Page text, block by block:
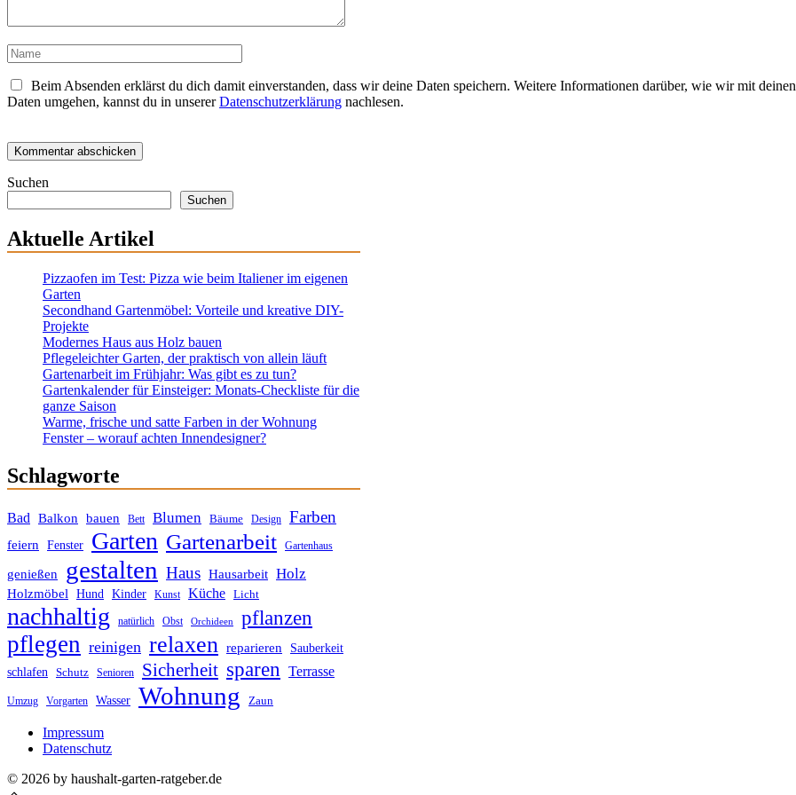
Name
Beim Absenden erklärst du dich damit einverstanden, dass wir deine Daten speichern. Weitere Informationen darüber, wie wir mit deinen
Daten umgehen, kannst du in unsererDatenschutzerklärung nachlesen.
Suchen
Suchen
Aktuelle Artikel
Pizzaofen im Test: Pizza wie beim Italiener im eigenen
Garten
Secondhand Gartenmöbel: Vorteile und kreative DIY-
Projekte
Modernes Haus aus Holz bauen
Pflegeleichter Garten, der praktisch von allein läuft
Gartenarbeit im Frühjahr: Was gibt es zu tun?
Gartenkalender für Einsteiger: Monats-Checkliste für die
ganze Saison
Warme, frische und satte Farben in der Wohnung
Fenster – worauf achten Innendesigner?
Schlagworte
Bad Balkon bauen Bett Blumen Bäume Design Farben
feiern Fenster Garten Gartenarbeit Gartenhaus
genießen gestalten Haus Hausarbeit Holz
Holzmöbel Hund Kinder Kunst Küche Licht
nachhaltig natürlich Obst Orchideen pflanzen
pflegen reinigen relaxen reparieren
Sauberkeit
schlafen
Schutz Senioren Sicherheit sparen Terrasse
Umzug Vorgarten Wasser Wohnung Zaun
Impressum
Datenschutz
© 2026 by haushalt-garten-ratgeber.de